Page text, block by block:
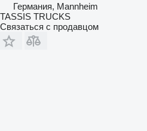
Германия, Mannheim
TASSIS TRUCKS
Связаться с продавцом